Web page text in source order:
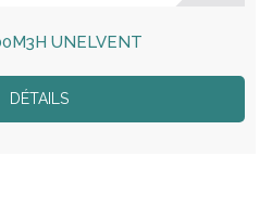
UNELVENT
DÉTAILS